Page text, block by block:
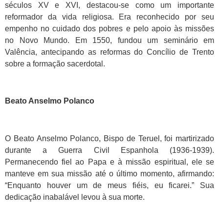
séculos XV e XVI, destacou-se como um importante
reformador da vida religiosa. Era reconhecido por seu
empenho no cuidado dos pobres e pelo apoio às missões
no Novo Mundo. Em 1550, fundou um seminário em
Valência, antecipando as reformas do Concílio de Trento
sobre a formação sacerdotal.
Beato Anselmo Polanco
O Beato Anselmo Polanco, Bispo de Teruel, foi martirizado
durante a Guerra Civil Espanhola (1936-1939).
Permanecendo fiel ao Papa e à missão espiritual, ele se
manteve em sua missão até o último momento, afirmando:
“Enquanto houver um de meus fiéis, eu ficarei.” Sua
dedicação inabalável levou à sua morte.